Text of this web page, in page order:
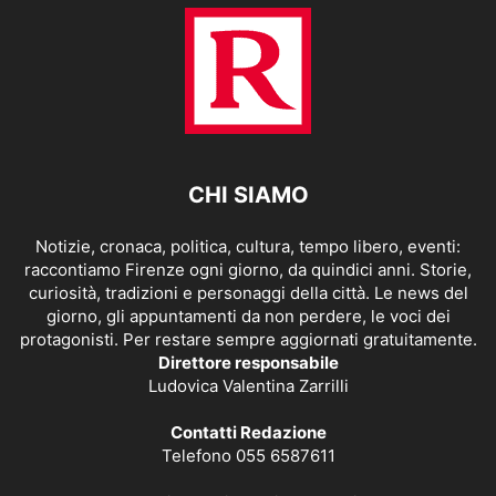
CHI SIAMO
Notizie, cronaca, politica, cultura, tempo libero, eventi:
raccontiamo Firenze ogni giorno, da quindici anni. Storie,
curiosità, tradizioni e personaggi della città. Le news del
giorno, gli appuntamenti da non perdere, le voci dei
protagonisti. Per restare sempre aggiornati gratuitamente.
Direttore responsabile
Ludovica Valentina Zarrilli
Contatti Redazione
Telefono 055 6587611